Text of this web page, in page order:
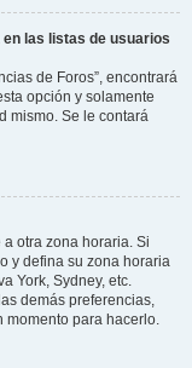
las listas de usuarios
de Foros”, encontrará
opción y solamente
mismo. Se le contará
otra zona horaria. Si
y defina su zona horaria
York, Sydney, etc.
demás preferencias,
momento para hacerlo.